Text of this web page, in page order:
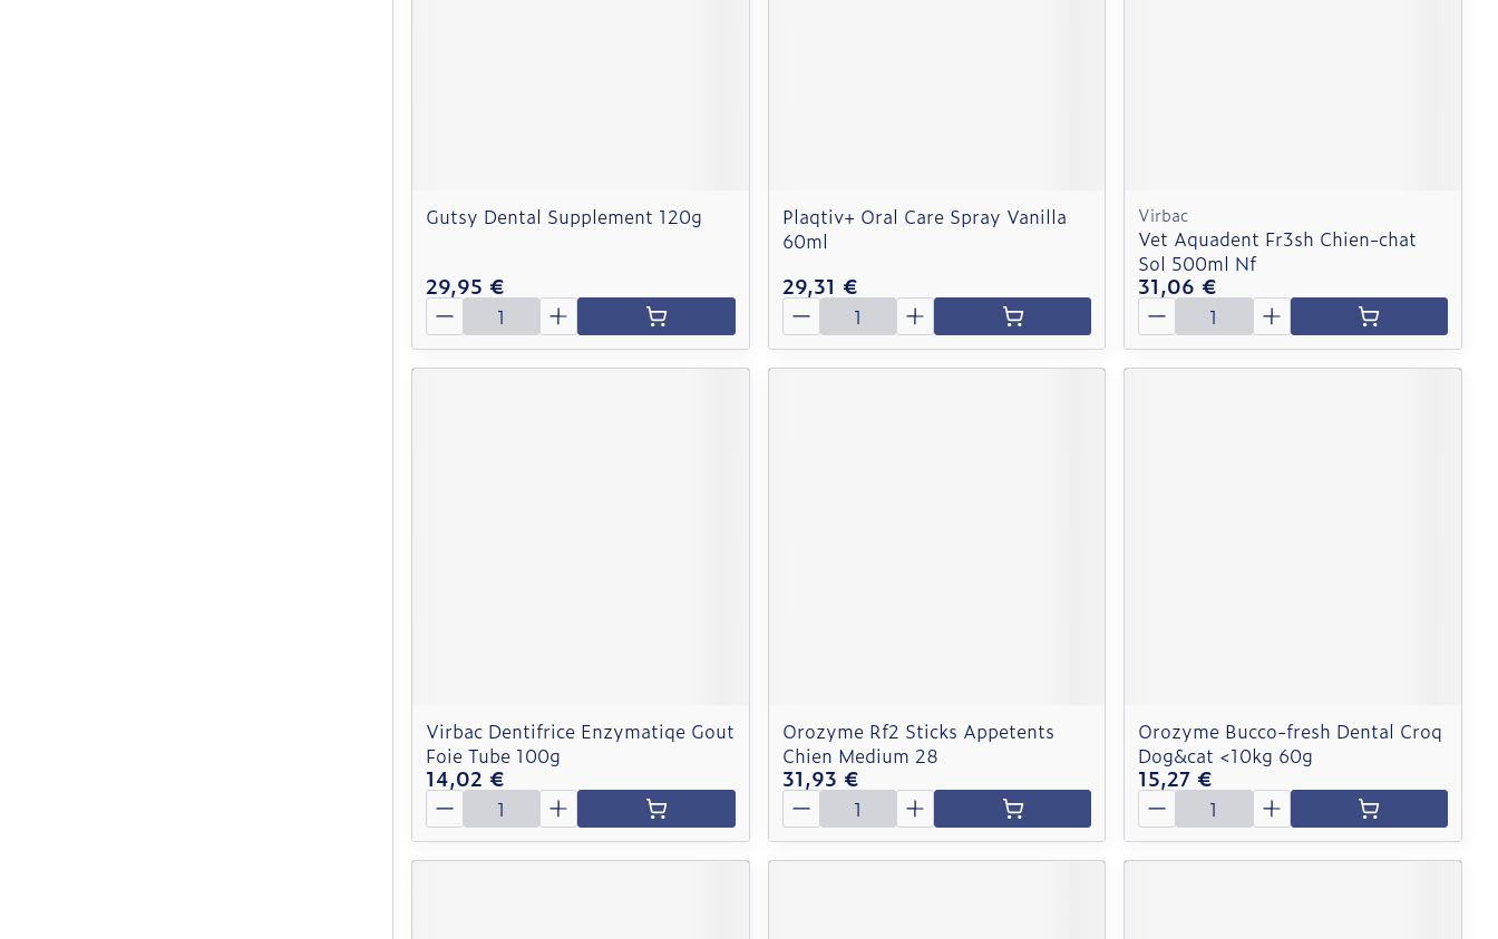
Gutsy Dental Supplement 120g
29,95 €
Quantité
Plaqtiv+ Oral Care Spray Vanilla
60ml
29,31 €
Quantité
Virbac
Vet Aquadent Fr3sh Chien-chat
Sol 500ml Nf
31,06 €
Quantité
Virbac Dentifrice Enzymatiqe Gout
Foie Tube 100g
14,02 €
Quantité
Orozyme Rf2 Sticks Appetents
Chien Medium 28
31,93 €
Quantité
Orozyme Bucco-fresh Dental Croq
Dog&cat <10kg 60g
15,27 €
Quantité